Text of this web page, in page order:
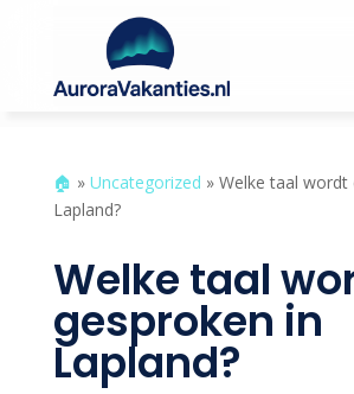
🏠︎ » Uncategorized » Welke taal wordt
Lapland?
Welke taal
gesproken in
Lapland?